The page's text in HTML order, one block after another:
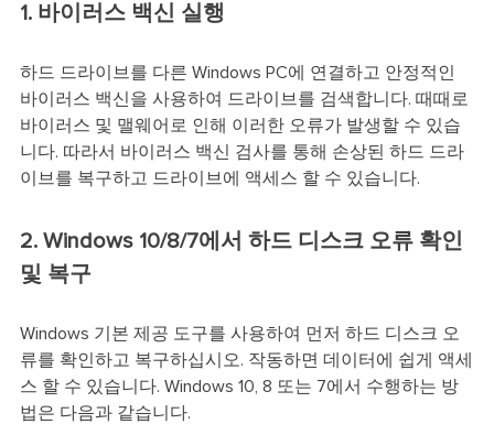
1. 바이러스 백신 실행
하드 드라이브를 다른 Windows PC에 연결하고 안정적인
바이러스 백신을 사용하여 드라이브를 검색합니다. 때때로
바이러스 및 맬웨어로 인해 이러한 오류가 발생할 수 있습
니다. 따라서 바이러스 백신 검사를 통해 손상된 하드 드라
이브를 복구하고 드라이브에 액세스 할 수 있습니다.
2. Windows 10/8/7에서 하드 디스크 오류 확인
및 복구
Windows 기본 제공 도구를 사용하여 먼저 하드 디스크 오
류를 확인하고 복구하십시오. 작동하면 데이터에 쉽게 액세
스 할 수 있습니다. Windows 10, 8 또는 7에서 수행하는 방
법은 다음과 같습니다.